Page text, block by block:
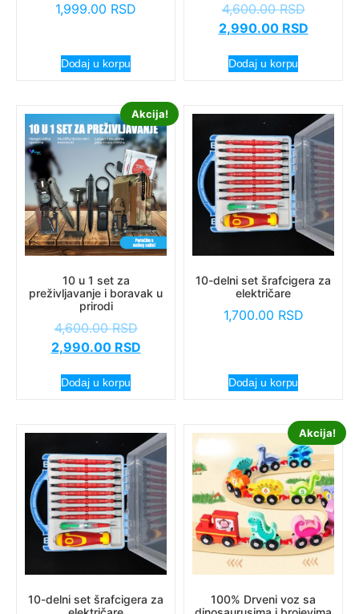
1,999.00 RSD
Dodaj u korpu
4,600.00RSD
2,990.00 RSD
Dodaj u korpu
Akcija!
10 u 1 set za
preživljavanje i boravak u
prirodi
4,600.00RSD
2,990.00 RSD
Dodaj u korpu
10-delni set šrafcigera za
električare
1,700.00 RSD
Dodaj u korpu
10-delni set šrafcigera za
Akcija!
100% Drveni voz sa